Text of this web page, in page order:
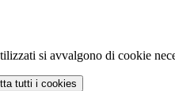
si avvalgono di cookie
tutti i cookies